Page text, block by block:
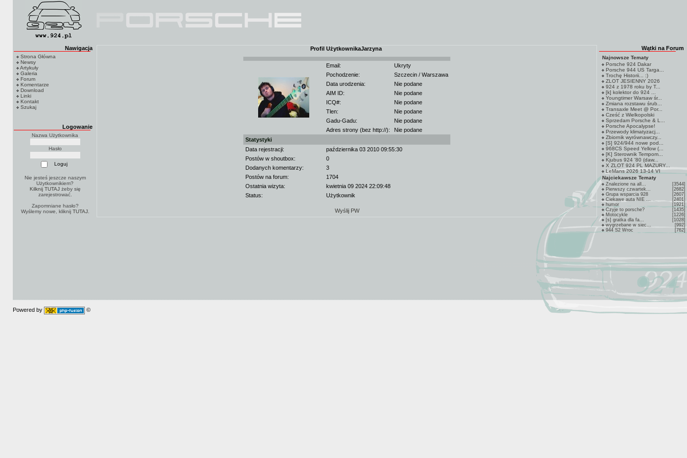
Nawigacja
Strona Główna
Newsy
Artykuły
Galeria
Forum
Komentarze
Download
Linki
Kontakt
Szukaj
Logowanie
Nazwa Użytkownika
Hasło
Nie jesteś jeszcze naszym
Użytkownikiem?
Kilknij TUTAJżeby się
zarejestrować.
Zapomniane hasło?
Wyślemy nowe, kliknij TUTAJ.
Profil UżytkownikaJarzyna
Email:
Ukryty
Pochodzenie:
Szczecin / Warszawa
Data urodzenia:
Nie podane
AIM ID:
Nie podane
ICQ#:
Nie podane
Tlen:
Nie podane
Gadu-Gadu:
Nie podane
Adres strony (bez http://):
Nie podane
Statystyki
Data rejestracji:
października 03 2010 09:55:30
Postów w shoutbox:
0
Dodanych komentarzy:
3
Postów na forum:
1704
Ostatnia wizyta:
kwietnia 09 2024 22:09:48
Status:
Użytkownik
Wyślij PW
Wątki na Forum
Najnowsze Tematy
Porsche 924 Dakar
Porsche 944 US Targa...
Trochę Historii... :)
ZLOT JESIENNY 2026
924 z 1978 roku by T...
[k] kolektor do 924 ...
Youngtimer Warsaw śr...
Zmiana rozstawu śrub...
Transaxle Meet @ Por...
Cześć z Wielkopolski
Sprzedam Porsche & L...
Porsche Apocalypse!
Przewody klimatyzacj...
Zbiornik wyrównawczy...
[S] 924/944 nowe pod...
968CS Speed Yellow (...
[K] Sterownik Tempom...
Kjubus 924 '80 (daw...
X ZLOT 924 PL MAZURY...
LeMans 2026 13-14 VI
Najciekawsze Tematy
Znalezione na all...
[3544]
Pierwszy czwartek...
[2682]
Grupa wsparcia 928
[2607]
Ciekawe auta NIE ...
[2401]
humor
[1921]
Czyje to porsche?
[1435]
Motocykle
[1226]
[s] gratka dla fa...
[1028]
wygrzebane w siec...
[992]
944 S2 Wroc
[762]
Powered by ©